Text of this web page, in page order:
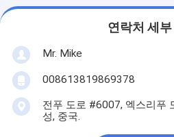
연락처 세
Mr. Mike
008613819869378
전푸 도로 #6007, 엑스리푸
성, 중국.